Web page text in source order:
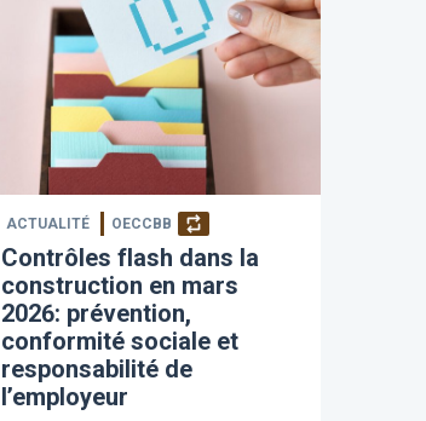
ACTUALITÉ OECCBB
Contrôles flash dans la
construction en mars
2026: prévention,
conformité sociale et
responsabilité de
l’employeur